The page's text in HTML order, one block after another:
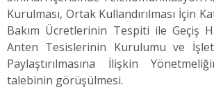
Kurulması, Ortak Kullandırılması İçin
Bakım Ücretlerinin Tespiti ile Geçiş
Anten Tesislerinin Kurulumu ve
Paylaştırılmasına İlişkin
talebinin görüşülmesi.